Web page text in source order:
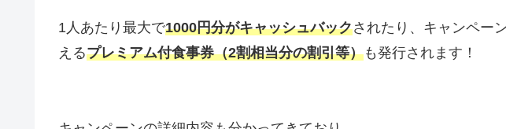
1人あたり最大で1000円分がキャッシュバックされたり、キャンペー
えるプレミアム付食事券（2割相当分の割引等）も発行されます！